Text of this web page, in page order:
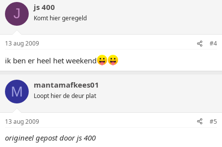
J js 400
Komt hier geregeld
13 aug 2009 #4
ik ben er heel het weekend
M mantamafkees01
Loopt hier de deur plat
13 aug 2009 #5
origineel gepost door js 400